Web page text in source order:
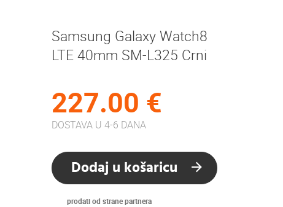
Samsung Galaxy Watch8
LTE 40mm SM-L325 Crni
227.00 €
DOSTAVA U 4-6 DANA
Dodaj u košaricu
prodati od strane partnera